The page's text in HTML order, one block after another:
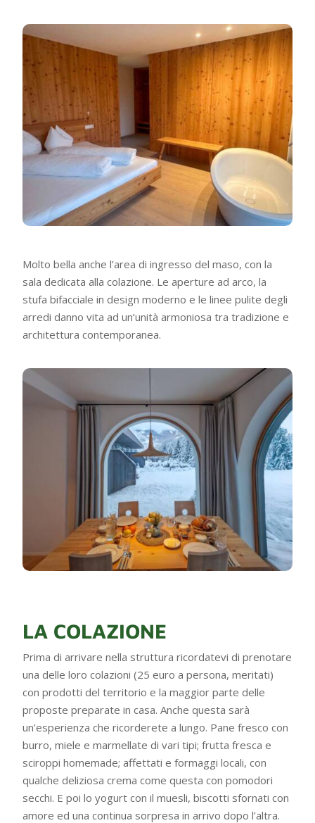
Molto bella anche l’area di ingresso del maso, con la
sala dedicata alla colazione. Le aperture ad arco, la
stufa bifacciale in design moderno e le linee pulite degli
arredi danno vita ad un’unità armoniosa tra tradizione e
architettura contemporanea.
LA COLAZIONE
Prima di arrivare nella struttura ricordatevi di prenotare
una delle loro colazioni (25 euro a persona, meritati)
con prodotti del territorio e la maggior parte delle
proposte preparate in casa. Anche questa sarà
un’esperienza che ricorderete a lungo. Pane fresco con
burro, miele e marmellate di vari tipi; frutta fresca e
sciroppi homemade; affettati e formaggi locali, con
qualche deliziosa crema come questa con pomodori
secchi. E poi lo yogurt con il muesli, biscotti sfornati con
amore ed una continua sorpresa in arrivo dopo l’altra.